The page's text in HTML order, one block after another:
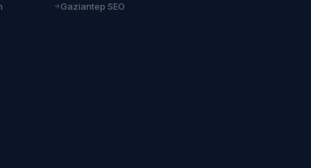
Gaziantep SEO